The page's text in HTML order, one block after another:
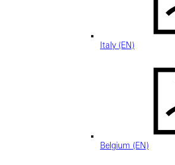
Italy (EN)
Belgium (EN)